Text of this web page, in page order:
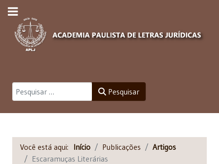
Pesquisar Pesquisar
Você está aqui: Início Publicações
Artigos
Escaramuças Literárias